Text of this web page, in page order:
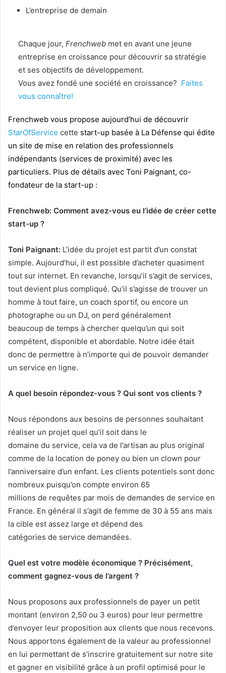
L’entreprise de demain
Chaque jour, Frenchweb met en avant une jeune
entreprise en croissance pour découvrir sa stratégie
et ses objectifs de développement.
Vous avez fondé une société en croissance? Faites
vous connaître!
Frenchweb vous propose aujourd’hui de découvrir
StarOfService cette start-up basée à La Défense qui édite
un site de mise en relation des professionnels
indépendants (services de proximité) avec les
particuliers. Plus de détails avec Toni Paignant, co-
fondateur de la start-up :
Frenchweb: Comment avez-vous eu l’idée de créer cette
start-up ?
Toni Paignant: L’idée du projet est partit d’un constat
simple. Aujourd’hui, il est possible d’acheter quasiment
tout sur internet. En revanche, lorsqu’il s’agit de services,
tout devient plus compliqué. Qu’il s’agisse de trouver un
homme à tout faire, un coach sportif, ou encore un
photographe ou un DJ, on perd généralement
beaucoup de temps à chercher quelqu’un qui soit
compétent, disponible et abordable. Notre idée était
donc de permettre à n’importe qui de pouvoir demander
un service en ligne.
A quel besoin répondez-vous ? Qui sont vos clients ?
Nous répondons aux besoins de personnes souhaitant
réaliser un projet quel qu’il soit dans le
domaine du service, cela va de l’artisan au plus original
comme de la location de poney ou bien un clown pour
l’anniversaire d’un enfant. Les clients potentiels sont donc
nombreux puisqu’on compte environ 65
millions de requêtes par mois de demandes de service en
France. En général il s’agit de femme de 30 à 55 ans mais
la cible est assez large et dépend des
catégories de service demandées.
Quel est votre modèle économique ? Précisément,
comment gagnez-vous de l’argent ?
Nous proposons aux professionnels de payer un petit
montant (environ 2,50 ou 3 euros) pour leur permettre
d’envoyer leur proposition aux clients que nous recevons.
Nous apportons également de la valeur au professionnel
en lui permettant de s’inscrire gratuitement sur notre site
et gagner en visibilité grâce à un profil optimisé pour le